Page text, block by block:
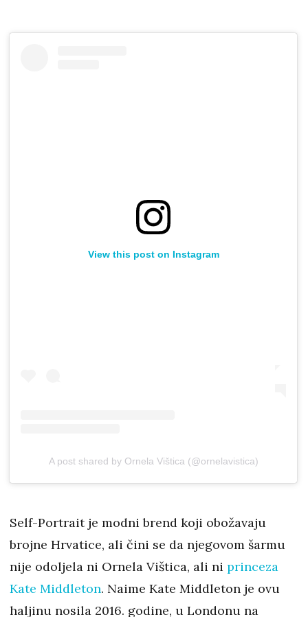
View this post on Instagram
A post shared by Ornela Vištica (@ornelavistica)
Self-Portrait je modni brend koji obožavaju
brojne Hrvatice, ali čini se da njegovom šarmu
nije odoljela ni Ornela Vištica, ali ni princeza
Kate Middleton. Naime Kate Middleton je ovu
haljinu nosila 2016. godine, u Londonu na